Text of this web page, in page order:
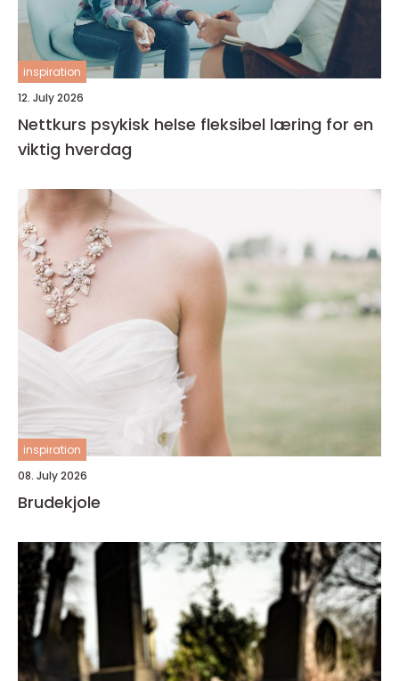
inspiration
12. July 2026
Nettkurs psykisk helse fleksibel læring for en
viktig hverdag
inspiration
08. July 2026
Brudekjole